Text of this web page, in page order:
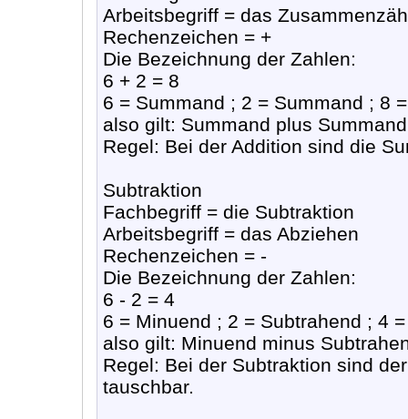
Arbeitsbegriff = das
Rechenzeichen = +
Die Bezeichnung der Zahlen:
6 + 2 = 8
6 = Summand ; 2 = Summand ; 8
also gilt: Summand plus
Regel: Bei der Addition sind die
Subtraktion
Fachbegriff = die Subtraktion
Arbeitsbegriff = das Abziehen
Rechenzeichen = -
Die Bezeichnung der Zahlen:
6 - 2 = 4
6 = Minuend ; 2 = Subtrahend ; 4
also gilt: Minuend minus
Regel: Bei der Subtraktion sind
tauschbar.